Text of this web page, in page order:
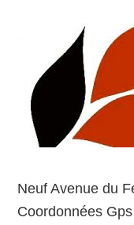
Neuf Avenue du
Coordonnées